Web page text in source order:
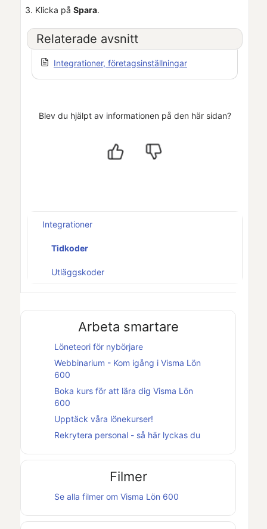
Klicka på Spara.
Relaterade avsnitt
Integrationer, företagsinställningar
Blev du hjälpt av informationen på den här sidan?
Integrationer
Tidkoder
Utläggskoder
Arbeta smartare
Löneteori för nybörjare
Webbinarium - Kom igång i Visma Lön
600
Boka kurs för att lära dig Visma Lön
600
Upptäck våra lönekurser!
Rekrytera personal - så här lyckas du
Filmer
Se alla filmer om Visma Lön 600